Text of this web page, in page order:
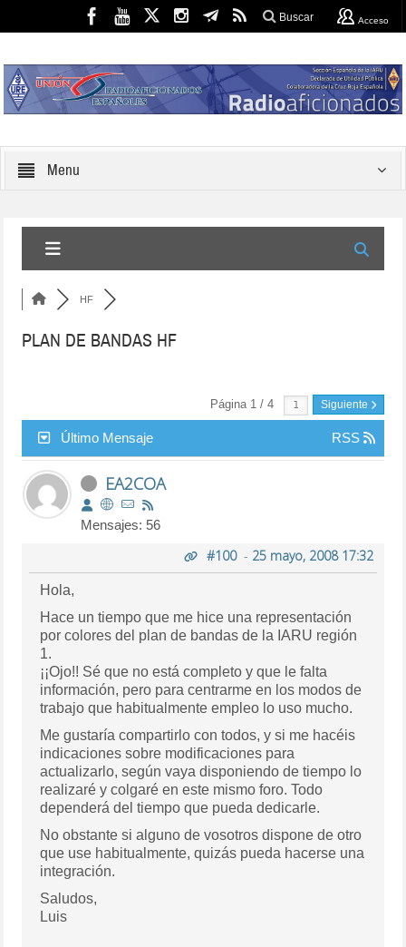
Buscar Acceso
Menu
HF
PLAN DE BANDAS HF
Página 1 / 4 Siguiente
Último Mensaje RSS
EA2COA
Mensajes: 56
#100- 25 mayo, 2008 17:32
Hola,
Hace un tiempo que me hice una representación
por colores del plan de bandas de la IARU región
1.
¡¡Ojo!! Sé que no está completo y que le falta
información, pero para centrarme en los modos de
trabajo que habitualmente empleo lo uso mucho.
Me gustaría compartirlo con todos, y si me hacéis
indicaciones sobre modificaciones para
actualizarlo, según vaya disponiendo de tiempo lo
realizaré y colgaré en este mismo foro. Todo
dependerá del tiempo que pueda dedicarle.
No obstante si alguno de vosotros dispone de otro
que use habitualmente, quizás pueda hacerse una
integración.
Saludos,
Luis